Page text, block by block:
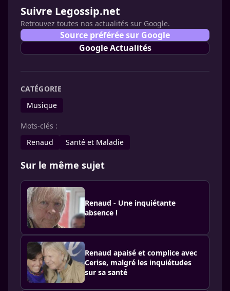
Suivre Legossip.net
Retrouvez toutes nos actualités sur Google.
Source préférée sur Google
Google Actualités
CATÉGORIE
Musique
Mots-clés :
Renaud
Santé et Maladie
Sur le même sujet
Renaud - Une inquiétante
absence !
Renaud apaisé et complice avec
Cerise, malgré les inquiétudes
sur sa santé